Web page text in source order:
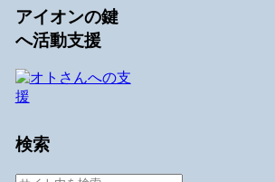
アイオンの鍵
へ活動支援
検索